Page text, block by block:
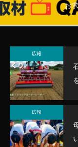
お求めやすい
広報
広報